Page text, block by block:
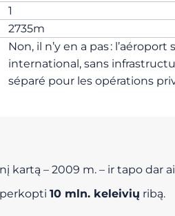
1
2735m
Non, il n’y en a pas :
international, sans
séparé pour les opérations
– 2009 m. – ir tapo dar
10 mln. keleivių ribą.